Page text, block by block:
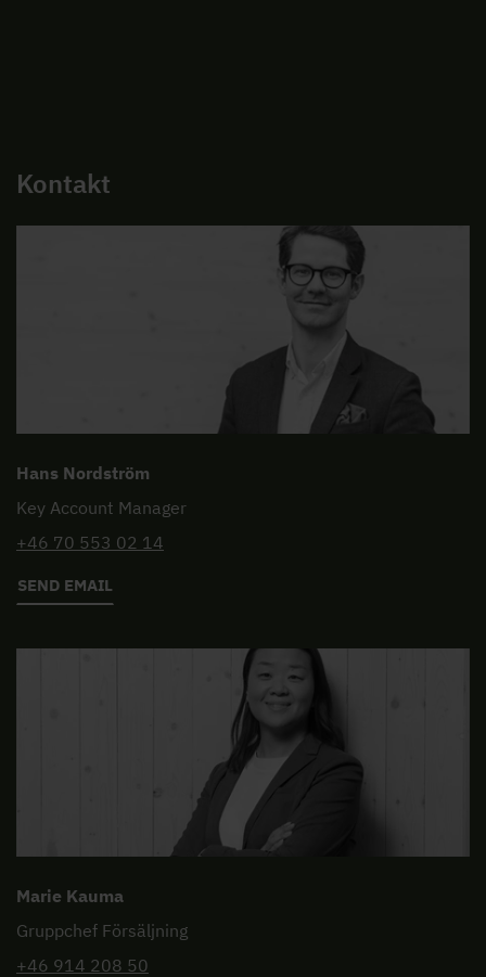
Kontakt
Hans Nordström
Key Account Manager
+46 70 553 02 14
SEND EMAIL
Marie Kauma
Gruppchef Försäljning
+46 914 208 50